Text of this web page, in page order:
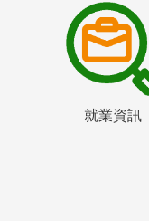
就業資訊